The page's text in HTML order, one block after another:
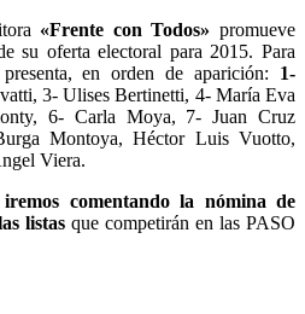
«Frente con Todos» promueve
su oferta electoral para 2015. Para
en orden de aparición: 1-
3- Ulises Bertinetti, 4- María Eva
6- Carla Moya, 7- Juan Cruz
Montoya, Héctor Luis Vuotto,
Viera.
iremos comentando la nómina de
listas que competirán en las PASO